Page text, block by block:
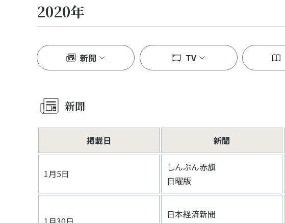
2020年
新聞 TV
新聞
掲載日 新聞
1月5日
しんぶん赤旗
日曜版
日本経済新聞